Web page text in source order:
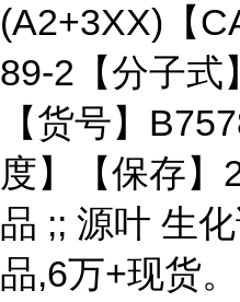
(A2+3XX)【
89-2【分子式
【货号】
度】【保存
品 ;; 源叶 生
品,6万+现货。